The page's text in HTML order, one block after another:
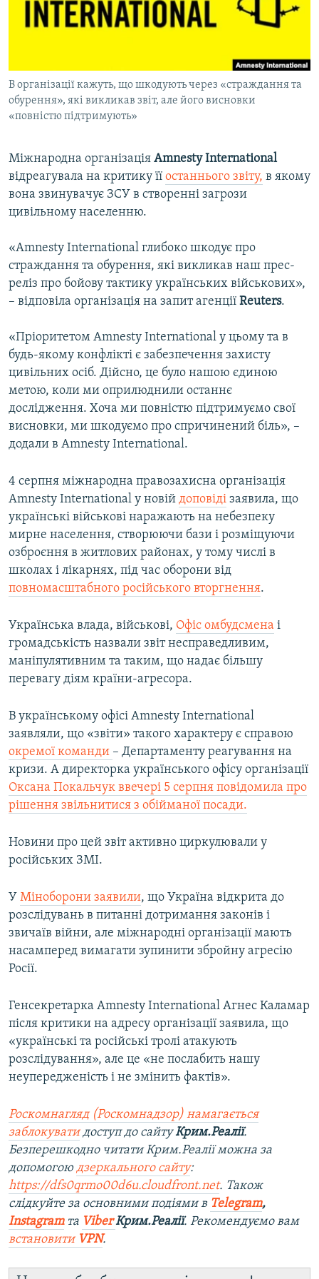
ВІДЕОУРОКИ «ELIFBE»
ІНФОГРАФІКА
Русский
ДОЛУЧАЙСЯ!
Усі сайти RFE/RL
В організації кажуть, що шкодують через «страждання та
обурення», які викликав звіт, але його висновки
«повністю підтримують»
Міжнародна організація Amnesty International
відреагувала на критику її останнього звіту, в якому
вона звинувачує ЗСУ в створенні загрози
цивільному населенню.
«Amnesty International глибоко шкодує про
страждання та обурення, які викликав наш прес-
реліз про бойову тактику українських військових»,
– відповіла організація на запит агенції Reuters.
«Пріоритетом Amnesty International у цьому та в
будь-якому конфлікті є забезпечення захисту
цивільних осіб. Дійсно, це було нашою єдиною
метою, коли ми оприлюднили останнє
дослідження. Хоча ми повністю підтримуємо свої
висновки, ми шкодуємо про спричинений біль», –
додали в Amnesty International.
4 серпня міжнародна правозахисна організація
Amnesty International у новій доповіді заявила, що
українські військові наражають на небезпеку
мирне населення, створюючи бази і розміщуючи
озброєння в житлових районах, у тому числі в
школах і лікарнях, під час оборони від
повномасштабного російського вторгнення.
Українська влада, військові, Офіс омбудсмена і
громадськість назвали звіт несправедливим,
маніпулятивним та таким, що надає більшу
перевагу діям країни-агресора.
В українському офісі Amnesty International
заявляли, що «звіти» такого характеру є справою
окремої команди – Департаменту реагування на
кризи. А директорка українського офісу організації
Оксана Покальчук ввечері 5 серпня повідомила про
рішення звільнитися з обійманої посади.
Новини про цей звіт активно циркулювали у
російських ЗМІ.
У Міноборони заявили, що Україна відкрита до
розслідувань в питанні дотримання законів і
звичаїв війни, але міжнародні організації мають
насамперед вимагати зупинити збройну агресію
Росії.
Генсекретарка Amnesty International Агнес Каламар
після критики на адресу організації заявила, що
«українські та російські тролі атакують
розслідування», але це «не послабить нашу
неупередженість і не змінить фактів».
Роскомнагляд (Роскомнадзор) намагається
заблокуватидоступ до сайтуКрим.Реалії.
Безперешкодно читати Крим.Реалії можна за
допомогою дзеркального сайту:
https://dfs0qrmo00d6u.cloudfront.net. Також
слідкуйте за основними подіями в Telegram,
Instagramта ViberКрим.Реалії. Рекомендуємо вам
встановити VPN.